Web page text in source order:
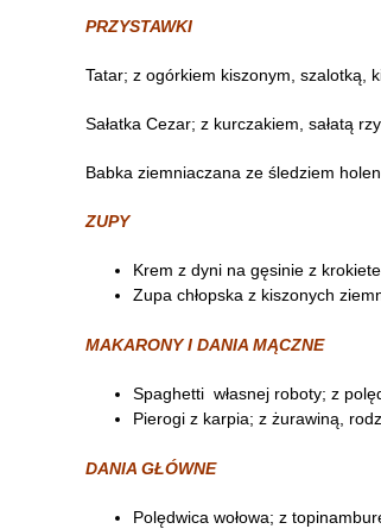
PRZYSTAWKI
Tatar; z ogórkiem kiszonym, szalotką,
Sałatka Cezar; z kurczakiem, sałatą
Babka ziemniaczana ze śledziem
ZUPY
Krem z dyni na gęsinie z
Zupa chłopska z kiszonych
MAKARONY I DANIA MĄCZNE
Spaghetti własnej roboty; z
Pierogi z karpia; z żurawiną,
DANIA GŁÓWNE
Polędwica wołowa; z